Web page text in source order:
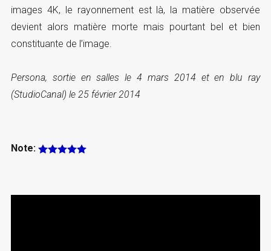
images 4K, le rayonnement est là, la matière observée
devient alors matière morte mais pourtant bel et bien
constituante de l’image.
Persona, sortie en salles le 4 mars 2014 et en blu ray
(StudioCanal) le 25 février 2014
Note: